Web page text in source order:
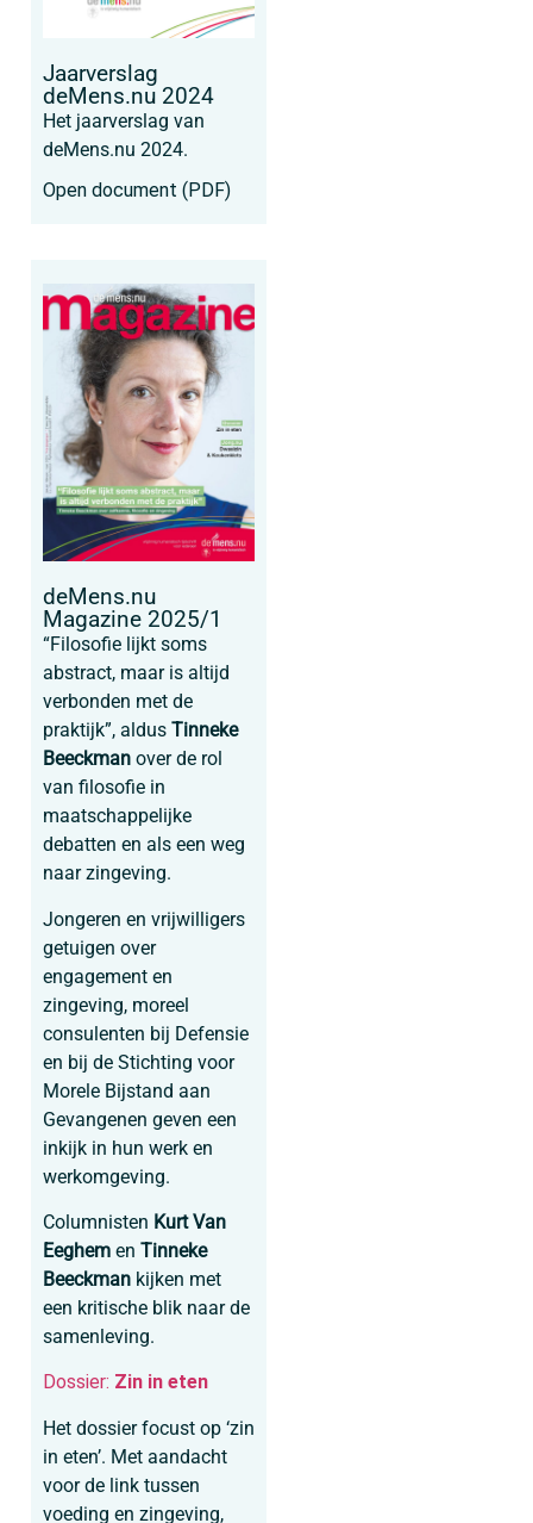
Jaarverslag
deMens.nu 2024
Het jaarverslag van
deMens.nu 2024.
Open document (PDF)
deMens.nu
Magazine 2025/1
“Filosofie lijkt soms
abstract, maar is altijd
verbonden met de
praktijk”, aldus Tinneke
Beeckman over de rol
van filosofie in
maatschappelijke
debatten en als een weg
naar zingeving.
Jongeren en vrijwilligers
getuigen over
engagement en
zingeving, moreel
consulenten bij Defensie
en bij de Stichting voor
Morele Bijstand aan
Gevangenen geven een
inkijk in hun werk en
werkomgeving.
Columnisten Kurt Van
Eeghem en Tinneke
Beeckman kijken met
een kritische blik naar de
samenleving.
Dossier: Zin in eten
Het dossier focust op ‘zin
in eten’. Met aandacht
voor de link tussen
voeding en zingeving,